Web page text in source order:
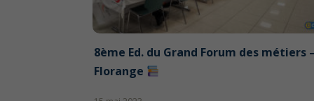
8ème Ed. du Grand Forum des métiers –
Florange